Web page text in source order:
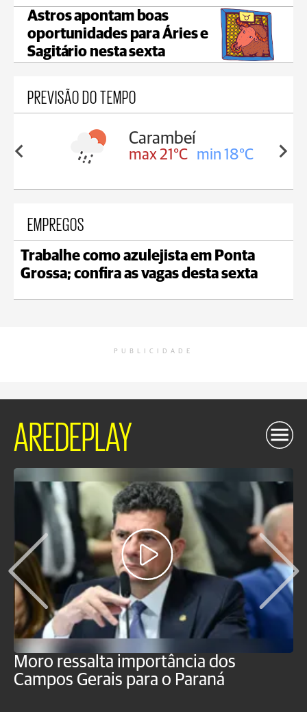
Astros apontam boas
oportunidades para Áries e
Sagitário nesta sexta
PREVISÃO DO TEMPO
min 18°C
Jaguariaíva
max 22°C min 19°C
EMPREGOS
Trabalhe como azulejista em Ponta
Grossa; confira as vagas desta sexta
PUBLICIDADE
AREDEPLAY
Moro ressalta importância dos
Campos Gerais para o Paraná